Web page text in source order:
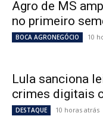
Agro de MS
no primeiro
BOCA AGRONEGÓCIO 10
Lula sanciona
crimes digitais
DESTAQUE 10 horas atrás